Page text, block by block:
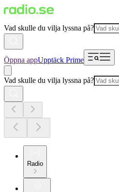
Vad skulle du vilja lyssna på?
Öppna appUpptäck Prime
Vad skulle du vilja lyssna på?
Radio